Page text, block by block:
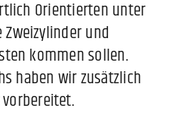
Orientierten unter
und
kommen sollen.
haben wir zusätzlich